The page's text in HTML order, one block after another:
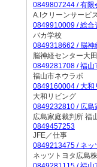
0849807244 / 有限
A.Iクリーンサービ
0849910009 / 総合
バカ学校
0849318662 / 脳神
脳神経センター大
0849281708 / 福山
福山市ネウラボ
0849160004 / 大和
大和リビング
0849232810 / 広島
広島家庭裁判所 福
0849457253
JFE／仕事
0849213475 / ネッ
ネッツトヨタ広島